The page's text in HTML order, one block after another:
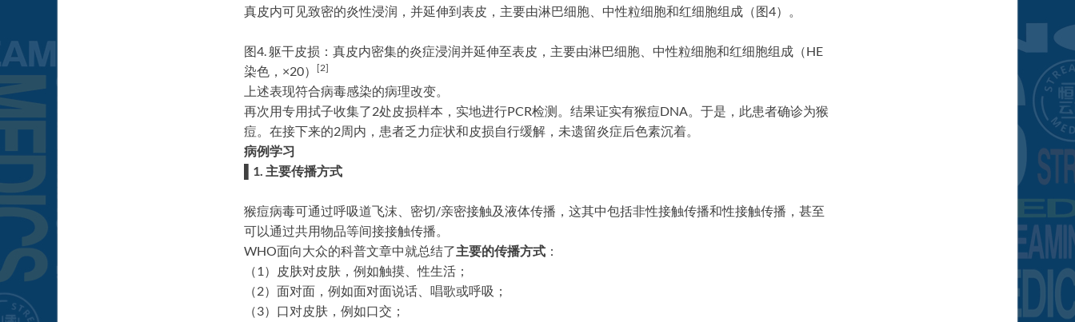
真皮内可见致密的炎性浸润，并延伸到表皮，主要由淋巴细胞、中性粒细胞和红细胞组成（图4）。
图4. 躯干皮损：真皮内密集的炎症浸润并延伸至表皮，主要由淋巴细胞、中性粒细胞和红细胞组成（HE
染色，×20）
[2]
上述表现符合病毒感染的病理改变。
再次用专用拭子收集了2处皮损样本，实地进行PCR检测。结果证实有猴痘DNA。于是，此患者确诊为猴
痘。在接下来的2周内，患者乏力症状和皮损自行缓解，未遗留炎症后色素沉着。
病例学习
▌1. 主要传播方式
猴痘病毒可通过呼吸道飞沫、密切/亲密接触及液体传播，这其中包括非性接触传播和性接触传播，甚至
可以通过共用物品等间接接触传播。
WHO面向大众的科普文章中就总结了主要的传播方式：
（1）皮肤对皮肤，例如触摸、性生活；
（2）面对面，例如面对面说话、唱歌或呼吸；
（3）口对皮肤，例如口交；